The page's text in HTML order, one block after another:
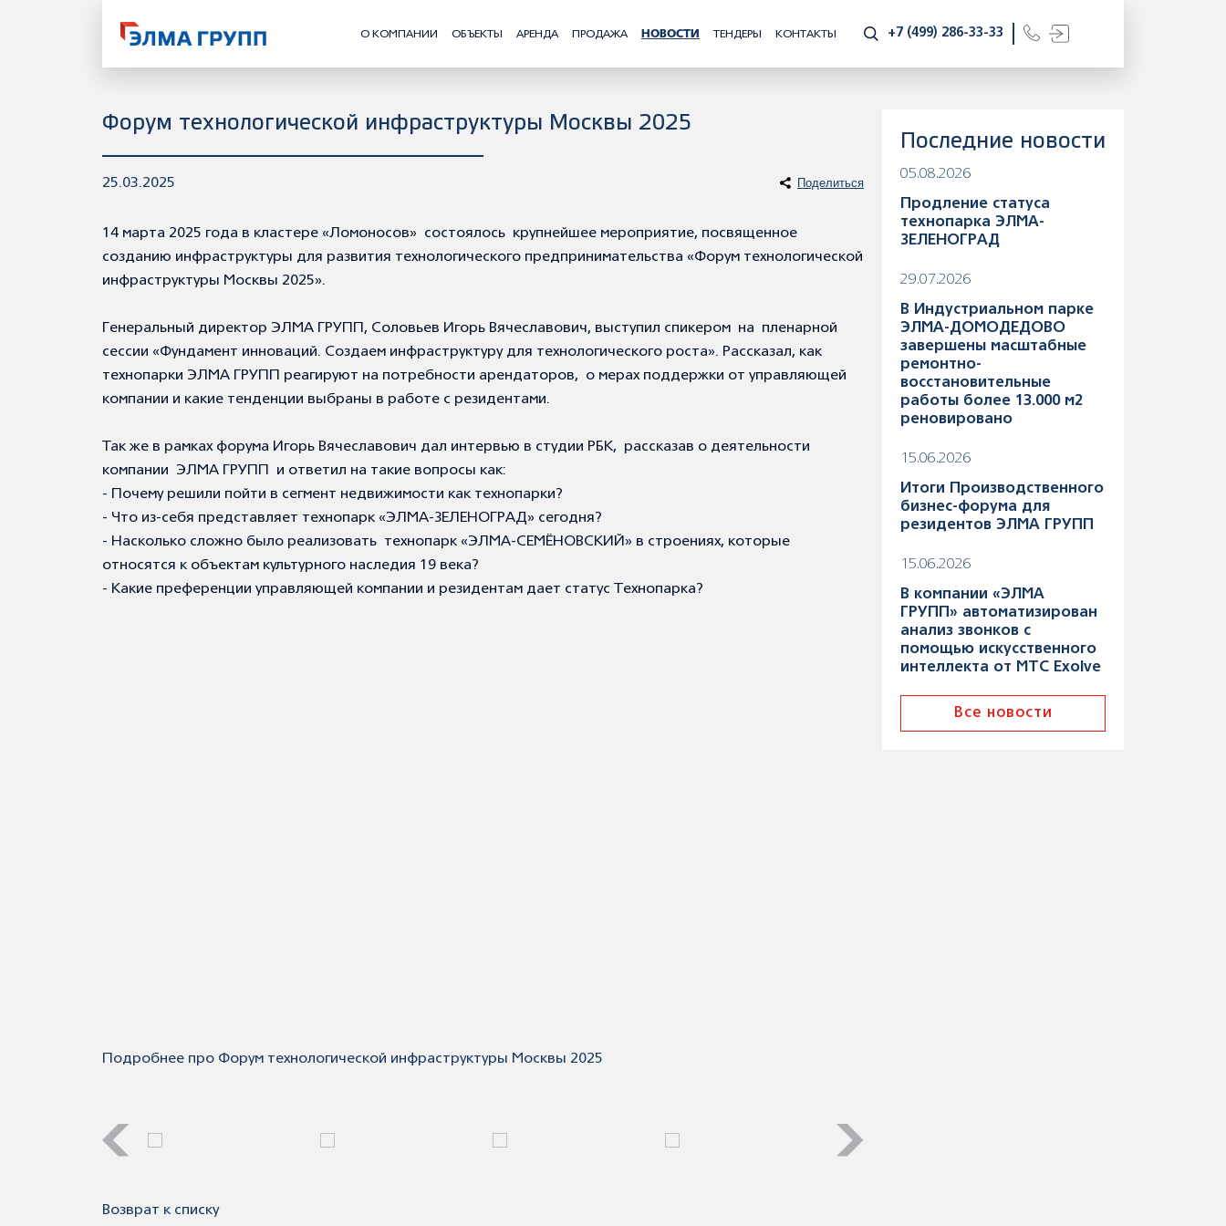
О КОМПАНИИ ОБЪЕКТЫ АРЕНДА ПРОДАЖА НОВОСТИ ТЕНДЕРЫ КОНТАКТЫ +7 (499) 286-33-33
Форум технологической инфраструктуры Москвы 2025
25.03.2025 Поделиться
14 марта 2025 года в кластере «Ломоносов» состоялось крупнейшее мероприятие, посвященное
созданию инфраструктуры для развития технологического предпринимательства «Форум технологической
инфраструктуры Москвы 2025».
Генеральный директор ЭЛМА ГРУПП, Соловьев Игорь Вячеславович, выступил спикером на пленарной
сессии «Фундамент инноваций. Создаем инфраструктуру для технологического роста». Рассказал, как
технопарки ЭЛМА ГРУПП реагируют на потребности арендаторов, о мерах поддержки от управляющей
компании и какие тенденции выбраны в работе с резидентами.
Так же в рамках форума Игорь Вячеславович дал интервью в студии РБК, рассказав о деятельности
компании ЭЛМА ГРУПП и ответил на такие вопросы как:
- Почему решили пойти в сегмент недвижимости как технопарки?
- Что из-себя представляет технопарк «ЭЛМА-ЗЕЛЕНОГРАД» сегодня?
- Насколько сложно было реализовать технопарк «ЭЛМА-СЕМЁНОВСКИЙ» в строениях, которые
относятся к объектам культурного наследия 19 века?
- Какие преференции управляющей компании и резидентам дает статус Технопарка?
Подробнее про Форум технологической инфраструктуры Москвы 2025
Последние новости
05.08.2026
Продление статуса
технопарка ЭЛМА-
ЗЕЛЕНОГРАД
29.07.2026
В Индустриальном парке
ЭЛМА-ДОМОДЕДОВО
завершены масштабные
ремонтно-
восстановительные
работы более 13.000 м2
реновировано
15.06.2026
Итоги Производственного
бизнес-форума для
резидентов ЭЛМА ГРУПП
15.06.2026
В компании «ЭЛМА
ГРУПП» автоматизирован
анализ звонков с
помощью искусственного
интеллекта от МТС Exolve
Все новости
Возврат к списку